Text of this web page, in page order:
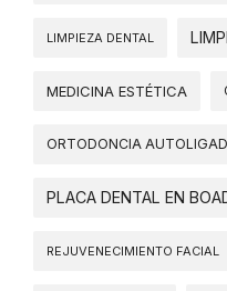
LIMPIEZA DENTAL
MEDICINA ESTÉTICA
ORTODONCIA
PLACA DENTAL EN
REJUVENECIMIENTO FACIAL